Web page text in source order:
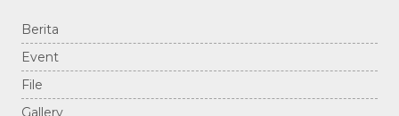
Berita
Event
File
Gallery